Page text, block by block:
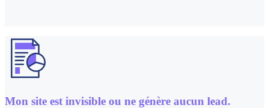
Mon site est invisible ou ne génère aucun lead.